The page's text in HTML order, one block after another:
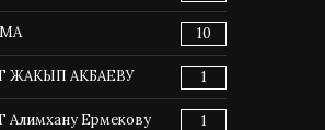
10
ЖАКЫП АКБАЕВУ 1
Алимхану Ермекову 1